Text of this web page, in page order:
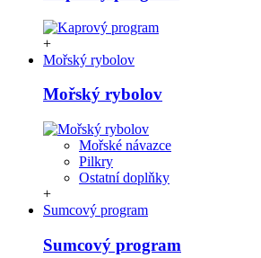
+
Mořský rybolov
Mořský rybolov
Mořské návazce
Pilkry
Ostatní doplňky
+
Sumcový program
Sumcový program